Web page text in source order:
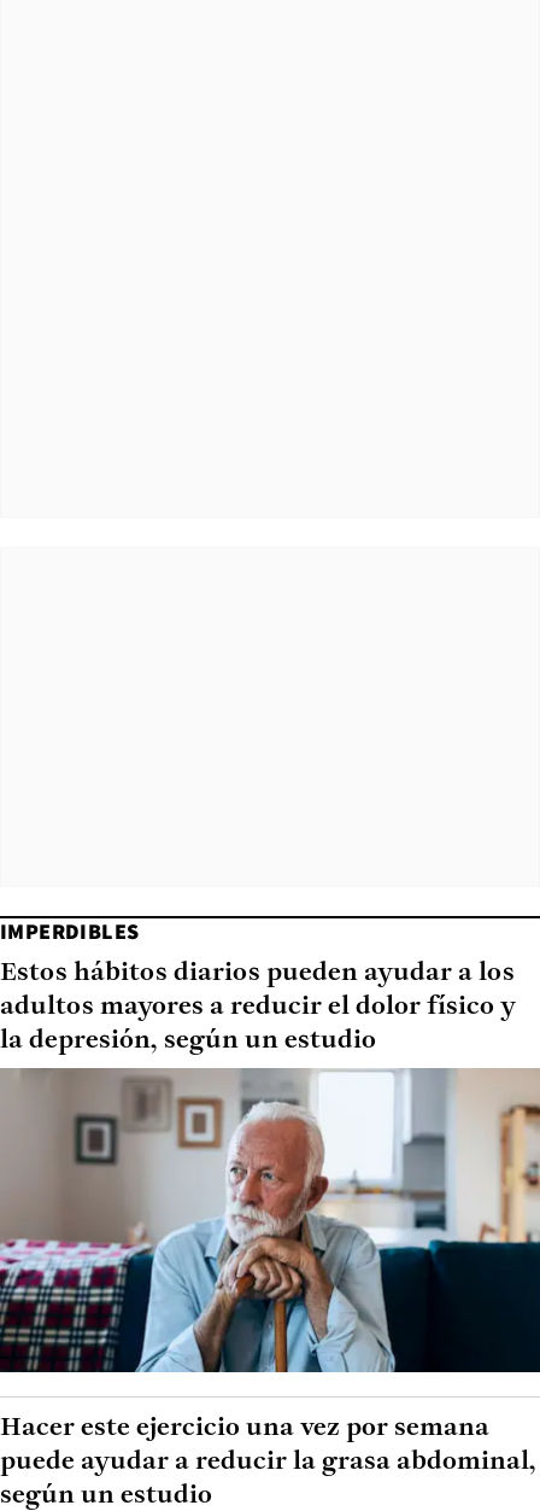
IMPERDIBLES
Estos hábitos diarios pueden ayudar a los
adultos mayores a reducir el dolor físico y
la depresión, según un estudio
Hacer este ejercicio una vez por semana
puede ayudar a reducir la grasa abdominal,
según un estudio